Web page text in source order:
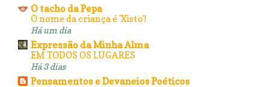
O tacho da Pepa
O nome da criança é 'Xisto'!
Há um dia
Expressão da Minha Alma
EM TODOS OS LUGARES
Há 3 dias
Pensamentos e Devaneios Poéticos